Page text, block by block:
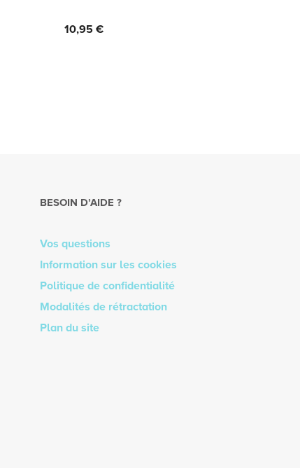
Prix
10,95 €
BESOIN D’AIDE ?
Vos questions
Information sur les cookies
Politique de confidentialité
Modalités de rétractation
Plan du site